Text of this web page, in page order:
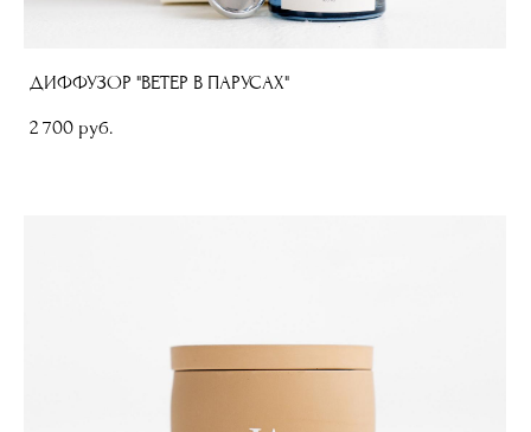
ДИФФУЗОР "ВЕТЕР В ПАРУСАХ"
2 700 pуб.